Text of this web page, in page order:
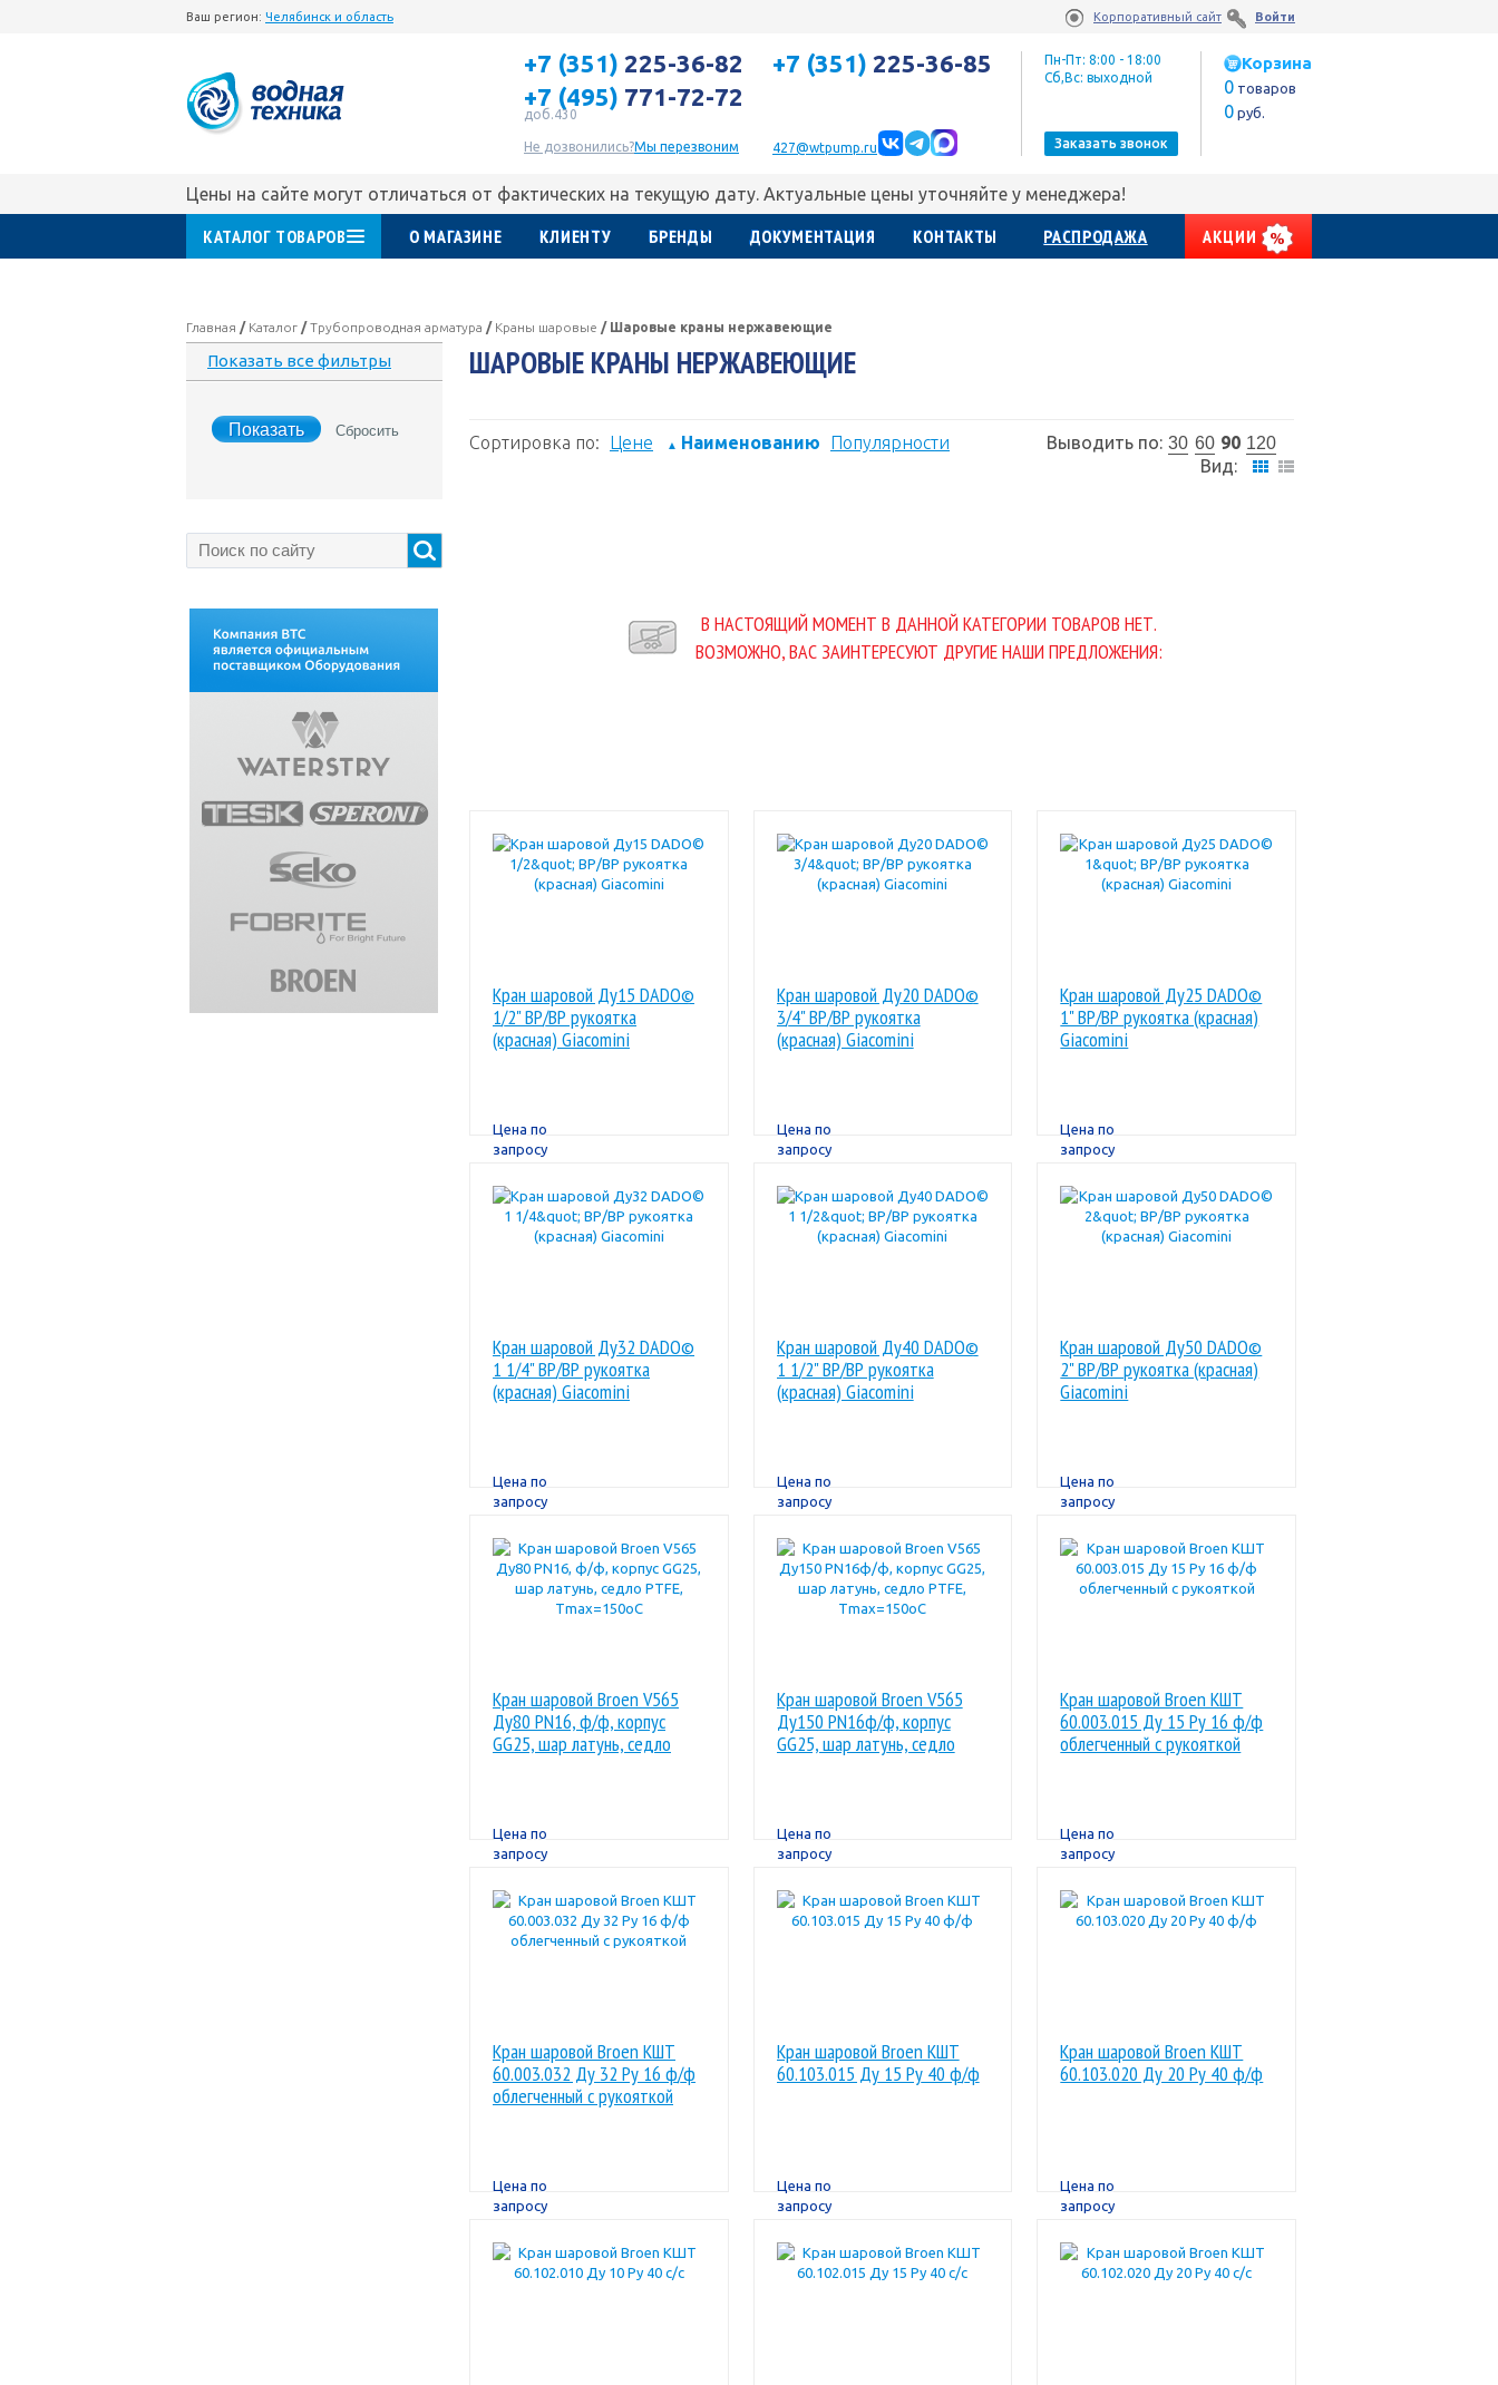
Ваш регион: Челябинск и область Корпоративный сайт Войти
+7 (351) 225-36-82 +7 (351) 225-36-85
+7 (495) 771-72-72
доб.430
Не дозвонились?Мы перезвоним 427@wtpump.ru
Пн-Пт: 8:00 - 18:00
Сб,Вс: выходной
Заказать звонок
Корзина
0 товаров
0 руб.
Цены на сайте могут отличаться от фактических на текущую дату. Актуальные цены уточняйте у менеджера!
КАТАЛОГ ТОВАРОВ О МАГАЗИНЕ КЛИЕНТУ БРЕНДЫ ДОКУМЕНТАЦИЯ КОНТАКТЫ РАСПРОДАЖА АКЦИИ
Главная / Каталог /Трубопроводная арматура / Краны шаровые / Шаровые краны нержавеющие
Показать все фильтры ШАРОВЫЕ КРАНЫ НЕРЖАВЕЮЩИЕ
Сортировка по: Цене ▲ Наименованию Популярности Выводить по: 30 60 90 120
Вид:
В НАСТОЯЩИЙ МОМЕНТ В ДАННОЙ КАТЕГОРИИ ТОВАРОВ НЕТ.
ВОЗМОЖНО, ВАС ЗАИНТЕРЕСУЮТ ДРУГИЕ НАШИ ПРЕДЛОЖЕНИЯ:
Кран шаровой Ду15 DADO©
1/2" ВР/ВР рукоятка
(красная) Giacomini
Цена по
запросу
Кран шаровой Ду20 DADO©
3/4" ВР/ВР рукоятка
(красная) Giacomini
Цена по
запросу
Кран шаровой Ду25 DADO©
1" ВР/ВР рукоятка (красная)
Giacomini
Цена по
запросу
Кран шаровой Ду32 DADO©
1 1/4" ВР/ВР рукоятка
(красная) Giacomini
Цена по
запросу
Кран шаровой Ду40 DADO©
1 1/2" ВР/ВР рукоятка
(красная) Giacomini
Цена по
запросу
Кран шаровой Ду50 DADO©
2" ВР/ВР рукоятка (красная)
Giacomini
Цена по
запросу
Кран шаровой Broen V565
Ду80 PN16, ф/ф, корпус
GG25, шар латунь, седло
Цена по
запросу
Кран шаровой Broen V565
Ду150 PN16ф/ф, корпус
GG25, шар латунь, седло
Цена по
запросу
Кран шаровой Broen КШТ
60.003.015 Ду 15 Ру 16 ф/ф
облегченный с рукояткой
Цена по
запросу
Кран шаровой Broen КШТ
60.003.032 Ду 32 Ру 16 ф/ф
облегченный с рукояткой
Цена по
запросу
Кран шаровой Broen КШТ
60.103.015 Ду 15 Ру 40 ф/ф
Цена по
запросу
Кран шаровой Broen КШТ
60.103.020 Ду 20 Ру 40 ф/ф
Цена по
запросу